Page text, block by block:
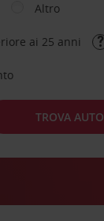
Altro
ai 25 anni
TROVA AUTO